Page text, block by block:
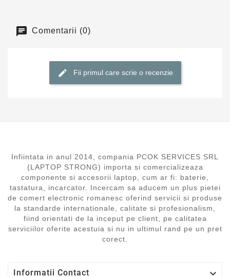
Comentarii (0)
Fii primul care scrie o recenzie
Infiintata in anul 2014, compania PCOK SERVICES SRL
(LAPTOP STRONG) importa si comercializeaza
componente si accesorii laptop, cum ar fi: baterie,
tastatura, incarcator. Incercam sa aducem un plus pietei
de comert electronic romanesc oferind servicii si produse
la standarde internationale, calitate si profesionalism,
fiind orientati de la inceput pe client, pe calitatea
serviciilor oferite acestuia si nu in ultimul rand pe un pret
corect.
Informatii Contact 